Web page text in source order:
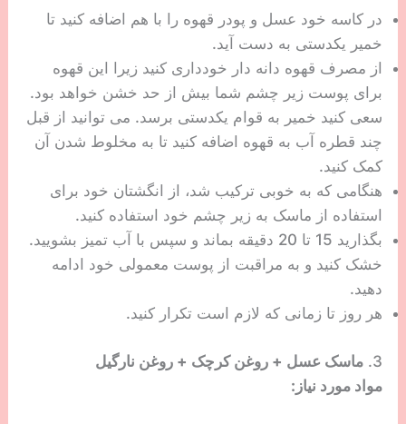
در کاسه خود عسل و پودر قهوه را با هم اضافه کنید تا
خمیر یکدستی به دست آید.
از مصرف قهوه دانه دار خودداری کنید زیرا این قهوه
برای پوست زیر چشم شما بیش از حد خشن خواهد بود.
سعی کنید خمیر به قوام یکدستی برسد. می توانید از قبل
چند قطره آب به قهوه اضافه کنید تا به مخلوط شدن آن
کمک کنید.
هنگامی که به خوبی ترکیب شد، از انگشتان خود برای
استفاده از ماسک به زیر چشم خود استفاده کنید.
بگذارید 15 تا 20 دقیقه بماند و سپس با آب تمیز بشویید.
خشک کنید و به مراقبت از پوست معمولی خود ادامه
دهید.
هر روز تا زمانی که لازم است تکرار کنید.
3. ماسک عسل + روغن کرچک + روغن نارگیل
مواد مورد نیاز: